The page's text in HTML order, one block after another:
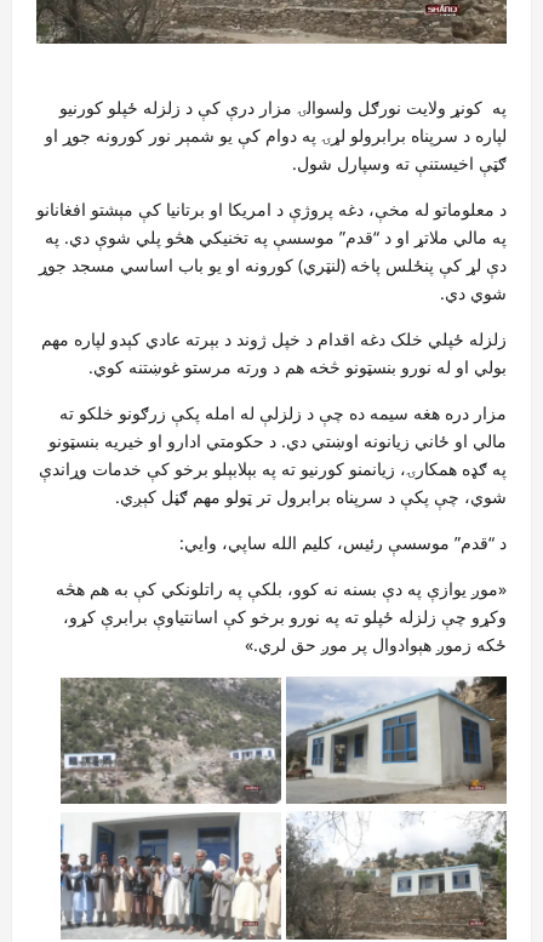
په کونړ ولایت نورګل ولسوالۍ مزار درې کې د زلزله ځپلو کورنیو
لپاره د سرپناه برابرولو لړۍ په دوام کې یو شمېر نور کورونه جوړ او
ګټې اخیستنې ته وسپارل شول.
د معلوماتو له مخې، دغه پروژې د امریکا او برتانیا کې مېشتو افغانانو
په مالي ملاتړ او د “قدم” موسسې په تخنیکي هڅو پلي شوې دي. په
دې لړ کې پنځلس پاخه (لنټري) کورونه او یو باب اساسي مسجد جوړ
شوي دي.
زلزله ځپلي خلک دغه اقدام د خپل ژوند د بېرته عادي کېدو لپاره مهم
بولي او له نورو بنسټونو څخه هم د ورته مرستو غوښتنه کوي.
مزار دره هغه سیمه ده چې د زلزلې له امله پکې زرګونو خلکو ته
مالي او ځاني زیانونه اوښتي دي. د حکومتي ادارو او خیریه بنسټونو
په ګډه همکارۍ، زیانمنو کورنیو ته په بېلابېلو برخو کې خدمات وړاندې
شوي، چې پکې د سرپناه برابرول تر ټولو مهم ګڼل کېږي.
د “قدم” موسسې رئیس، کلیم الله ساپي، وایي:
«موږ یوازې په دې بسنه نه کوو، بلکې په راتلونکي کې به هم هڅه
وکړو چې زلزله ځپلو ته په نورو برخو کې اسانتیاوې برابرې کړو،
ځکه زموږ هېوادوال پر موږ حق لري.»